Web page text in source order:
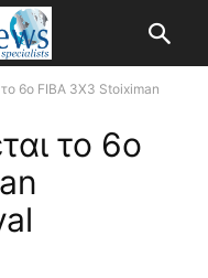
6ο FIBA 3X3 Stoiximan
το 6ο